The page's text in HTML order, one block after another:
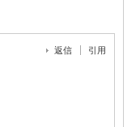
返信 引用